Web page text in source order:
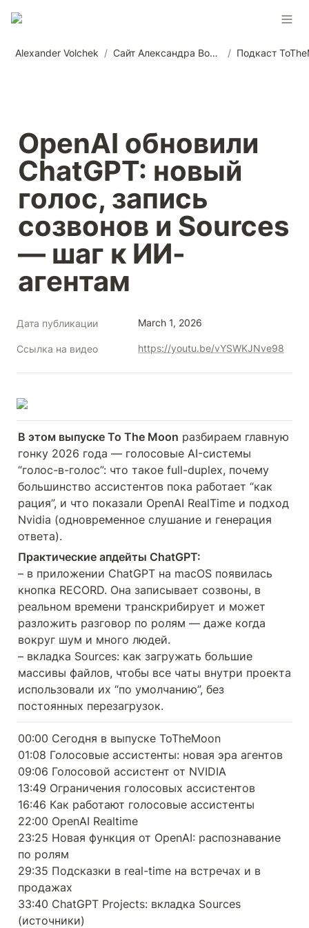
Alexander Volchek / Сайт Александра Волчека / Подкаст
OpenAI обновили
ChatGPT: новый
голос, запись
созвонов и Sources
— шаг к ИИ-
агентам
Дата публикации March 1, 2026
Ссылка на видео https://youtu.be/vYSWKJNve98
В этом выпуске To The Moon разбираем главную
гонку 2026 года — голосовые AI-системы
“голос-в-голос”: что такое full-duplex, почему
большинство ассистентов пока работает “как
рация”, и что показали OpenAI RealTime и подход
Nvidia (одновременное слушание и генерация
ответа).
– в приложении ChatGPT на macOS появилась
кнопка RECORD. Она записывает созвоны, в
реальном времени транскрибирует и может
разложить разговор по ролям — даже когда
вокруг шум и много людей.
– вкладка Sources: как загружать большие
массивы файлов, чтобы все чаты внутри проекта
использовали их “по умолчанию”, без
постоянных перезагрузок.
00:00 Сегодня в выпуске ToTheMoon
01:08 Голосовые ассистенты: новая эра агентов
09:06 Голосовой ассистент от NVIDIA
13:49 Ограничения голосовых ассистентов
16:46 Как работают голосовые ассистенты
22:00 OpenAI Realtime
23:25 Новая функция от OpenAI: распознавание
по ролям
29:35 Подсказки в real-time на встречах и в
продажах
33:40 ChatGPT Projects: вкладка Sources
(источники)